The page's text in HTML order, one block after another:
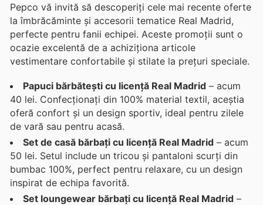
Pepco vă invită să descoperiți cele mai recente oferte
la îmbrăcăminte și accesorii tematice Real Madrid,
perfecte pentru fanii echipei. Aceste promoții sunt o
ocazie excelentă de a achiziționa articole
vestimentare confortabile și stilate la prețuri speciale.
Papuci bărbătești cu licență Real Madrid – acum
40 lei. Confecționați din 100% material textil, aceștia
oferă confort și un design sportiv, ideal pentru zilele
de vară sau pentru acasă.
Set de casă bărbați cu licență Real Madrid – acum
50 lei. Setul include un tricou și pantaloni scurți din
bumbac 100%, perfect pentru relaxare, cu un design
inspirat de echipa favorită.
Set loungewear bărbați cu licență Real Madrid –